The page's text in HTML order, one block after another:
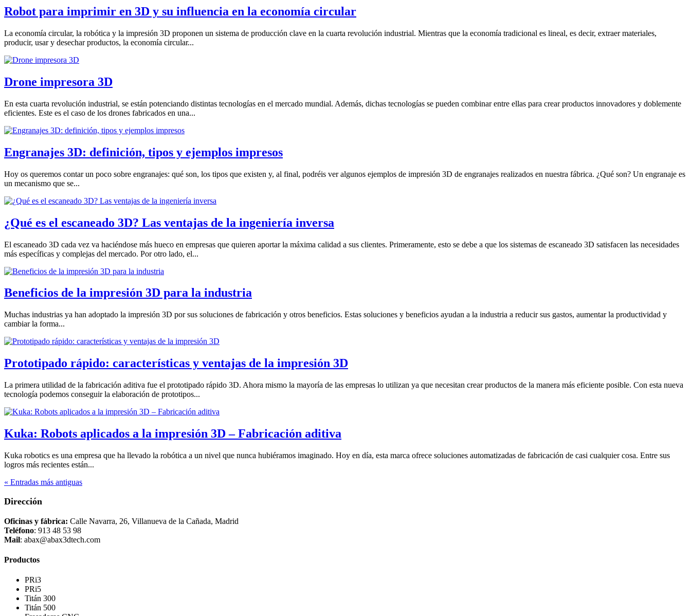
Robot para imprimir en 3D y su influencia en la economía circular
La economía circular, la robótica y la impresión 3D proponen un sistema de producción clave en la cuarta revolución industrial. Mientras que la economía tradicional es lineal, es decir, extraer materiales,
producir, usar y desechar productos, la economía circular...
Drone impresora 3D
En esta cuarta revolución industrial, se están potenciando distintas tecnologías en el mercado mundial. Además, dichas tecnologías se pueden combinar entre ellas para crear productos innovadores y doblemente
eficientes. Este es el caso de los drones fabricados en una...
Engranajes 3D: definición, tipos y ejemplos impresos
Hoy os queremos contar un poco sobre engranajes: qué son, los tipos que existen y, al final, podréis ver algunos ejemplos de impresión 3D de engranajes realizados en nuestra fábrica. ¿Qué son? Un engranaje es
un mecanismo que se...
¿Qué es el escaneado 3D? Las ventajas de la ingeniería inversa
El escaneado 3D cada vez va haciéndose más hueco en empresas que quieren aportar la máxima calidad a sus clientes. Primeramente, esto se debe a que los sistemas de escaneado 3D satisfacen las necesidades
más específicas y complejas del mercado. Por otro lado, el...
Beneficios de la impresión 3D para la industria
Muchas industrias ya han adoptado la impresión 3D por sus soluciones de fabricación y otros beneficios. Estas soluciones y beneficios ayudan a la industria a reducir sus gastos, aumentar la productividad y
cambiar la forma...
Prototipado rápido: características y ventajas de la impresión 3D
La primera utilidad de la fabricación aditiva fue el prototipado rápido 3D. Ahora mismo la mayoría de las empresas lo utilizan ya que necesitan crear productos de la manera más eficiente posible. Con esta nueva
tecnología podemos conseguir la elaboración de prototipos...
Kuka: Robots aplicados a la impresión 3D – Fabricación aditiva
Kuka robotics es una empresa que ha llevado la robótica a un nivel que nunca hubiéramos imaginado. Hoy en día, esta marca ofrece soluciones automatizadas de fabricación de casi cualquier cosa. Entre sus
logros más recientes están...
« Entradas más antiguas
Dirección
Oficinas y fábrica: Calle Navarra, 26, Villanueva de la Cañada, Madrid
Teléfono: 913 48 53 98
Mail: abax@abax3dtech.com
Productos
PRi3
PRi5
Titán 300
Titán 500